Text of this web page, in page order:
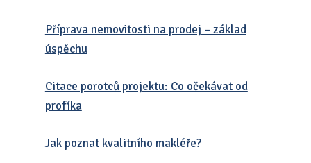
Příprava nemovitosti na prodej – základ
úspěchu
Citace porotců projektu: Co očekávat od
profíka
Jak poznat kvalitního makléře?